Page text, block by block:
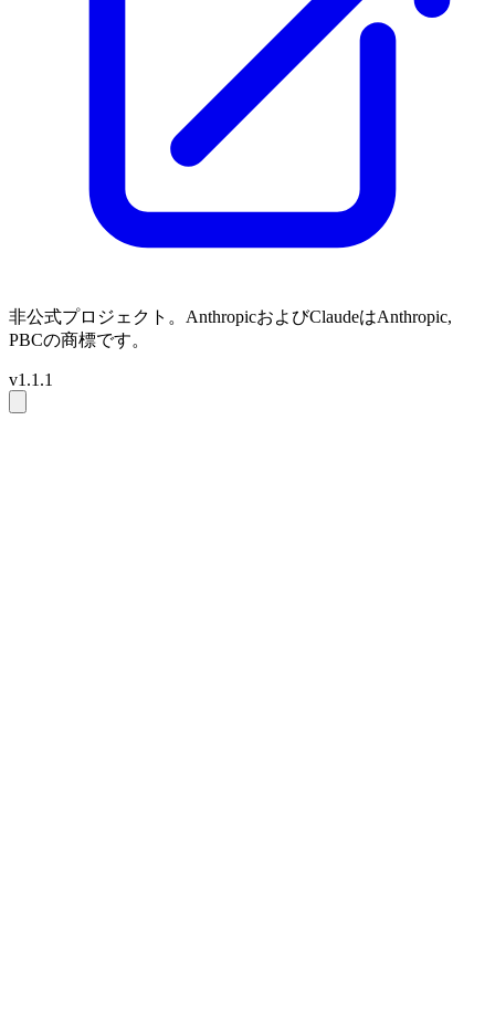
非公式プロジェクト。AnthropicおよびClaudeはAnthropic,
PBCの商標です。
v1.1.1